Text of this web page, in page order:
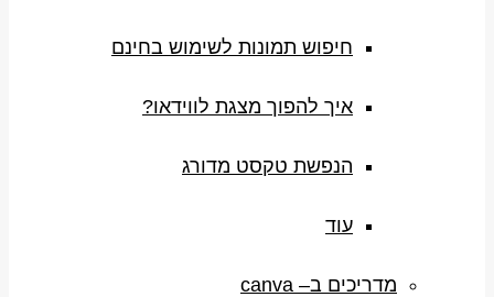
חיפוש תמונות לשימוש בחינם
איך להפוך מצגת לווידאו?
הנפשת טקסט מדורג
עוד
מדריכים ב– canva